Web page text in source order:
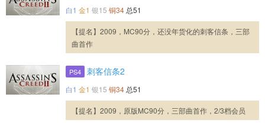
白1 金1 银15 铜34 总51
【提名】2009，MC90分，还没年货化的刺客信条，三部
曲首作
PS4 刺客信条2
白1 金1 银15 铜34 总51
【提名】2009，原版MC90分，三部曲首作，2/3档会员